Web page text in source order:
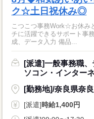
ク☆土日祝休み◎
こつこつ事務Work☆お休み
チに活躍できるサポート事
成、データ入力 備品...
[派遣]一般事務職
ソコン・インター
[勤務地]/奈良県奈
[派遣]時給1,400円